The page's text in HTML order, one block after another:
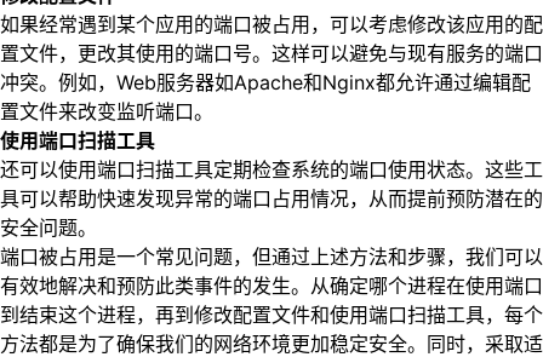
如果经常遇到某个应用的端口被占用，可以考虑修改该应用的配
置文件，更改其使用的端口号。这样可以避免与现有服务的端口
冲突。例如，Web服务器如Apache和Nginx都允许通过编辑配
置文件来改变监听端口。
使用端口扫描工具
还可以使用端口扫描工具定期检查系统的端口使用状态。这些工
具可以帮助快速发现异常的端口占用情况，从而提前预防潜在的
安全问题。
端口被占用是一个常见问题，但通过上述方法和步骤，我们可以
有效地解决和预防此类事件的发生。从确定哪个进程在使用端口
到结束这个进程，再到修改配置文件和使用端口扫描工具，每个
方法都是为了确保我们的网络环境更加稳定安全。同时，采取适